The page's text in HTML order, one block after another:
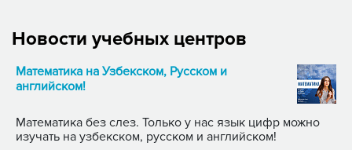
Новости учебных центров
Математика на Узбекском, Русском и
английском!
Математика без слез. Только у нас язык цифр можно
изучать на узбекском, русском и английском!